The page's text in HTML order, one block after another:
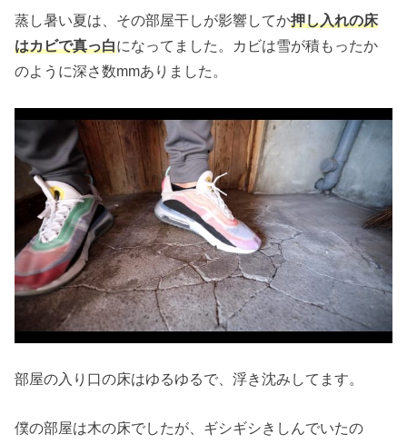
蒸し暑い夏は、その部屋干しが影響してか押し入れの床
はカビで真っ白になってました。カビは雪が積もったか
のように深さ数mmありました。
部屋の入り口の床はゆるゆるで、浮き沈みしてます。
僕の部屋は木の床でしたが、ギシギシきしんでいたの